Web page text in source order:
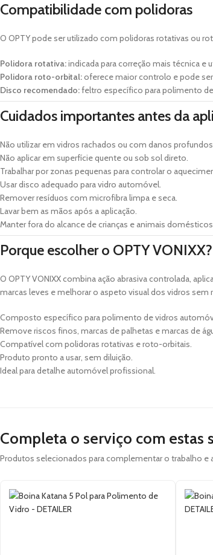
Compatibilidade com polidoras
O OPTY pode ser utilizado com polidoras rotativas ou
Polidora rotativa:indicada para correção mais técnica e
Polidora roto-orbital:oferece maior controlo e pode
Disco recomendado:feltro específico para polimento
Cuidados importantes antes da
Não utilizar em vidros rachados ou com danos
Não aplicar em superfície quente ou sob sol direto.
Trabalhar por zonas pequenas para controlar o
Usar disco adequado para vidro automóvel.
Remover resíduos com microfibra limpa e seca.
Lavar bem as mãos após a aplicação.
Manter fora do alcance de crianças e animais
Porque escolher o OPTY VONIXX?
O OPTY VONIXX combina ação abrasiva controlada,
marcas leves e melhorar o aspeto visual dos vidros
Composto específico para polimento de vidros
Remove riscos finos, marcas de palhetas e marcas de
Compatível com polidoras rotativas e roto-orbitais.
Produto pronto a usar, sem diluição.
Ideal para detalhe automóvel profissional.
Completa o serviço com estas
Produtos selecionados para complementar o trabalho e